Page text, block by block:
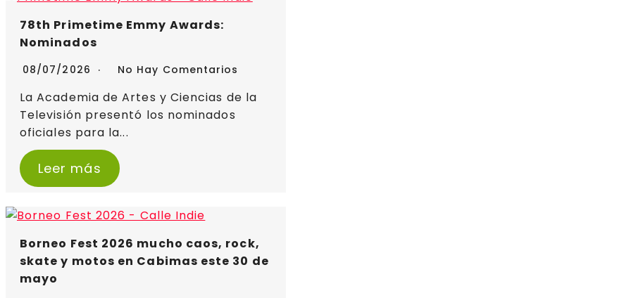
78th Primetime Emmy Awards:
Nominados
08/07/2026 No Hay Comentarios
La Academia de Artes y Ciencias de la
Televisión presentó los nominados
oficiales para la...
Leer más
Borneo Fest 2026 mucho caos, rock,
skate y motos en Cabimas este 30 de
mayo